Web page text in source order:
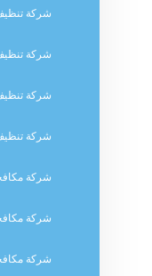
شركة
شركة
شركة
شركة
شركة
شركة
شركة